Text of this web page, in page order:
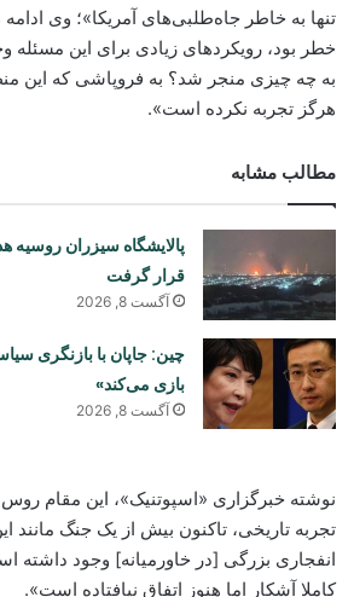
تنها به خاطر جاه‌طلبی‌های آمریکا»؛ وی ادامه
خطر بود، رویکردهای زیادی برای این مسئله
به چه چیزی منجر شد؟ به فروپاشی که این
هرگز تجربه نکرده است».
مطالب مشابه
پالایشگاه سیزران روسیه
قرار گرفت
آگست 8, 2026
چین: جاپان با بازنگری
بازی می‌کند»
آگست 8, 2026
نوشته خبرگزاری «اسپوتنیک»، این مقام روس
تجربه تاریخی، تاکنون بیش از یک جنگ مانند
انفجاری بزرگی [در خاورمیانه] وجود داشته
کاملا آشکار اما هنوز اتفاق نیافتاده است».